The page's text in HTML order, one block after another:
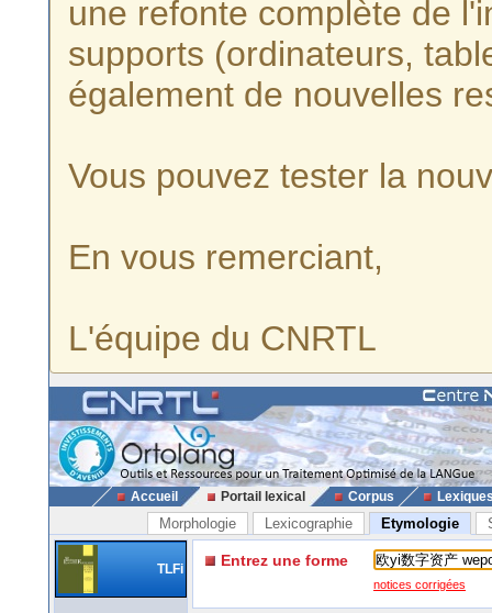
une refonte complète de
supports (ordinateurs,
également de nouvelles
Vous pouvez tester la
En vous remerciant,
L'équipe du CNRTL
Accueil Portail lexical Corpus
Morphologie Lexicographie Etymologie
TLFi Entrez une forme
notices corrigées